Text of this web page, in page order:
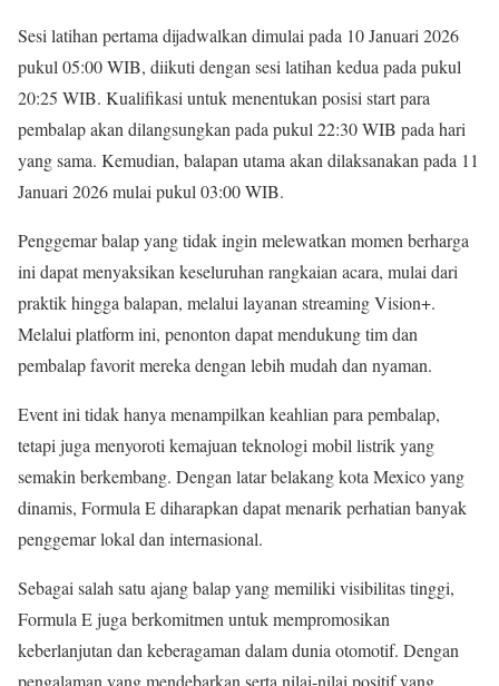
Sesi latihan pertama dijadwalkan dimulai pada 10 Januari 2026
pukul 05:00 WIB, diikuti dengan sesi latihan kedua pada pukul
20:25 WIB. Kualifikasi untuk menentukan posisi start para
pembalap akan dilangsungkan pada pukul 22:30 WIB pada hari
yang sama. Kemudian, balapan utama akan dilaksanakan pada 11
Januari 2026 mulai pukul 03:00 WIB.
Penggemar balap yang tidak ingin melewatkan momen berharga
ini dapat menyaksikan keseluruhan rangkaian acara, mulai dari
praktik hingga balapan, melalui layanan streaming Vision+.
Melalui platform ini, penonton dapat mendukung tim dan
pembalap favorit mereka dengan lebih mudah dan nyaman.
Event ini tidak hanya menampilkan keahlian para pembalap,
tetapi juga menyoroti kemajuan teknologi mobil listrik yang
semakin berkembang. Dengan latar belakang kota Mexico yang
dinamis, Formula E diharapkan dapat menarik perhatian banyak
penggemar lokal dan internasional.
Sebagai salah satu ajang balap yang memiliki visibilitas tinggi,
Formula E juga berkomitmen untuk mempromosikan
keberlanjutan dan keberagaman dalam dunia otomotif. Dengan
pengalaman yang mendebarkan serta nilai-nilai positif yang